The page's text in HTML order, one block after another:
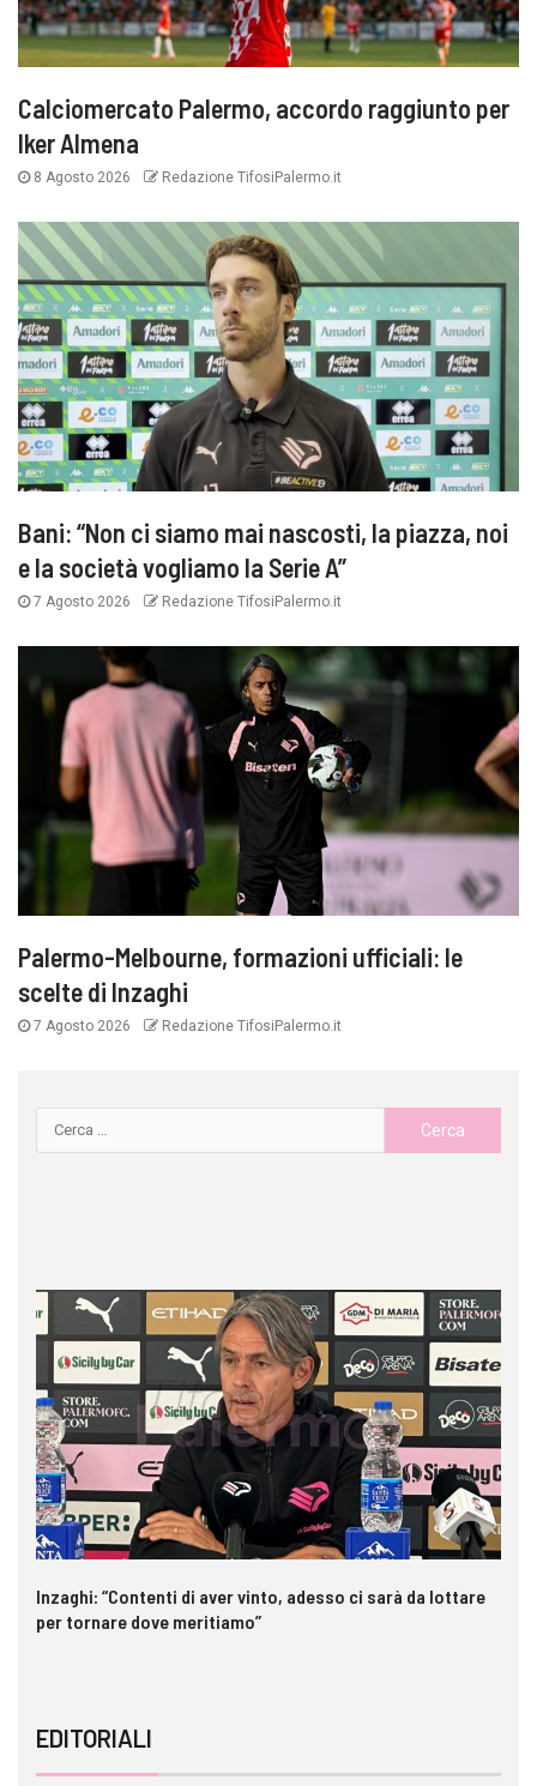
Calciomercato Palermo, accordo raggiunto per
Iker Almena
8 Agosto 2026 Redazione TifosiPalermo.it
Bani: “Non ci siamo mai nascosti, la piazza, noi
e la società vogliamo la Serie A”
7 Agosto 2026 Redazione TifosiPalermo.it
Palermo-Melbourne, formazioni ufficiali: le
scelte di Inzaghi
7 Agosto 2026 Redazione TifosiPalermo.it
Inzaghi: “Contenti di aver vinto, adesso ci sarà da lottare
per tornare dove meritiamo”
EDITORIALI